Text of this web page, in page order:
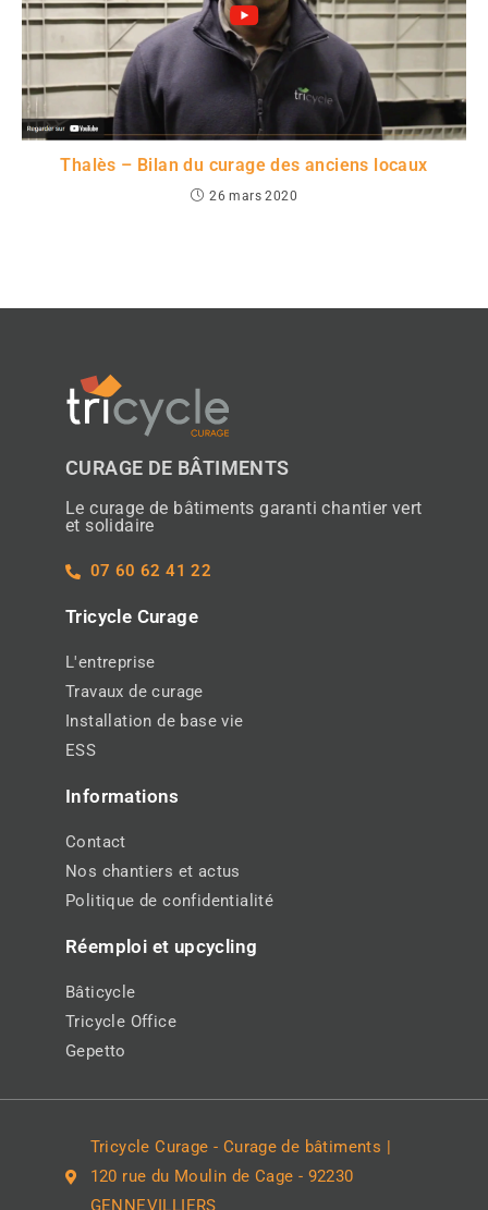
Thalès – Bilan du curage des anciens locaux
26 mars 2020
CURAGE DE BÂTIMENTS
Le curage de bâtiments garanti chantier vert
et solidaire
07 60 62 41 22
Tricycle Curage
L'entreprise
Travaux de curage
Installation de base vie
ESS
Informations
Contact
Nos chantiers et actus
Politique de confidentialité
Réemploi et upcycling
Bâticycle
Tricycle Office
Gepetto
Tricycle Curage - Curage de bâtiments |
120 rue du Moulin de Cage - 92230
GENNEVILLIERS